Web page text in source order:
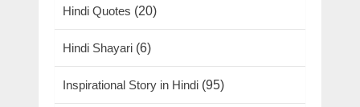
Hindi Quotes (20)
Hindi Shayari (6)
Inspirational Story in Hindi (95)